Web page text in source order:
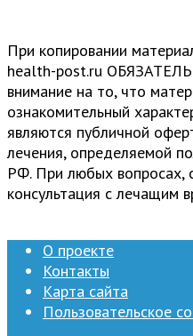
При копировании
health-post.ru
внимание на то, что
ознакомительный
являются публичной
лечения, определяемой
РФ. При любых вопросах,
консультация с лечащим
О проекте
Контакты
Карта сайта
Пользовательское